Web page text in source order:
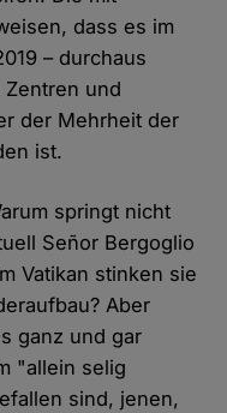
dass es im
– durchaus
und
der Mehrheit der
ist.
springt nicht
Señor Bergoglio
Vatikan stinken sie
Aber
ganz und gar
"allein selig
sind, jenen,